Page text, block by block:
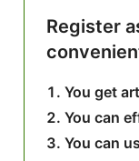
Register
You get
You can
You can